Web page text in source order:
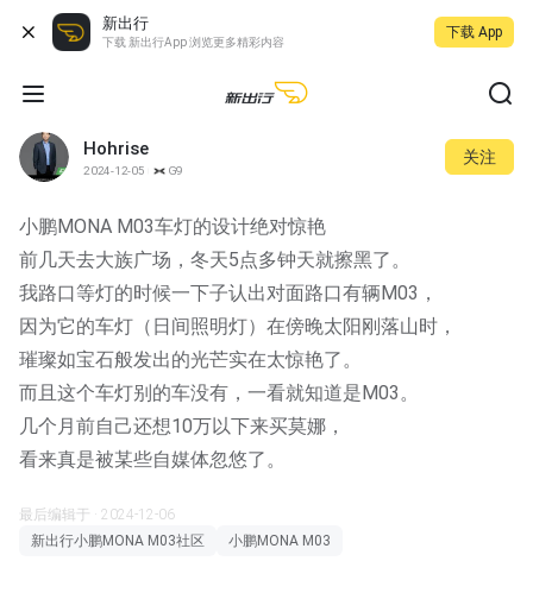
新出行
下载 新出行App 浏览更多精彩内容
下载 App
Hohrise
2024-12-05 G9
关注
小鹏MONA M03车灯的设计绝对惊艳
前几天去大族广场，冬天5点多钟天就擦黑了。
我路口等灯的时候一下子认出对面路口有辆M03，
因为它的车灯（日间照明灯）在傍晚太阳刚落山时，
璀璨如宝石般发出的光芒实在太惊艳了。
而且这个车灯别的车没有，一看就知道是M03。
几个月前自己还想10万以下来买莫娜，
看来真是被某些自媒体忽悠了。
最后编辑于 · 2024-12-06
新出行小鹏MONA M03社区
小鹏MONA M03